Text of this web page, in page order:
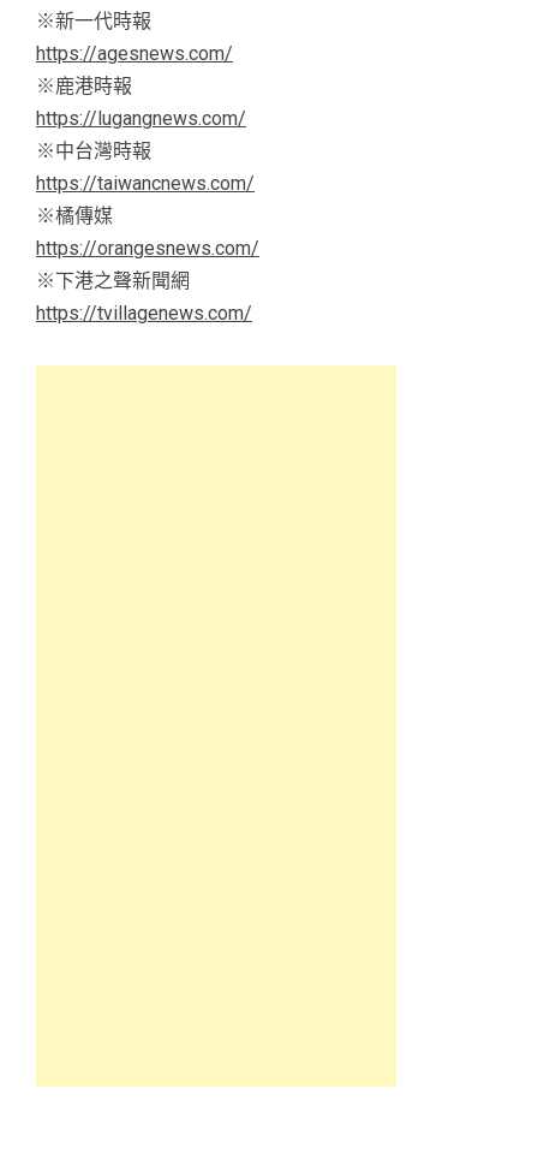
※新一代時報
https://agesnews.com/
※鹿港時報
https://lugangnews.com/
※中台灣時報
https://taiwancnews.com/
※橘傳媒
https://orangesnews.com/
※下港之聲新聞網
https://tvillagenews.com/